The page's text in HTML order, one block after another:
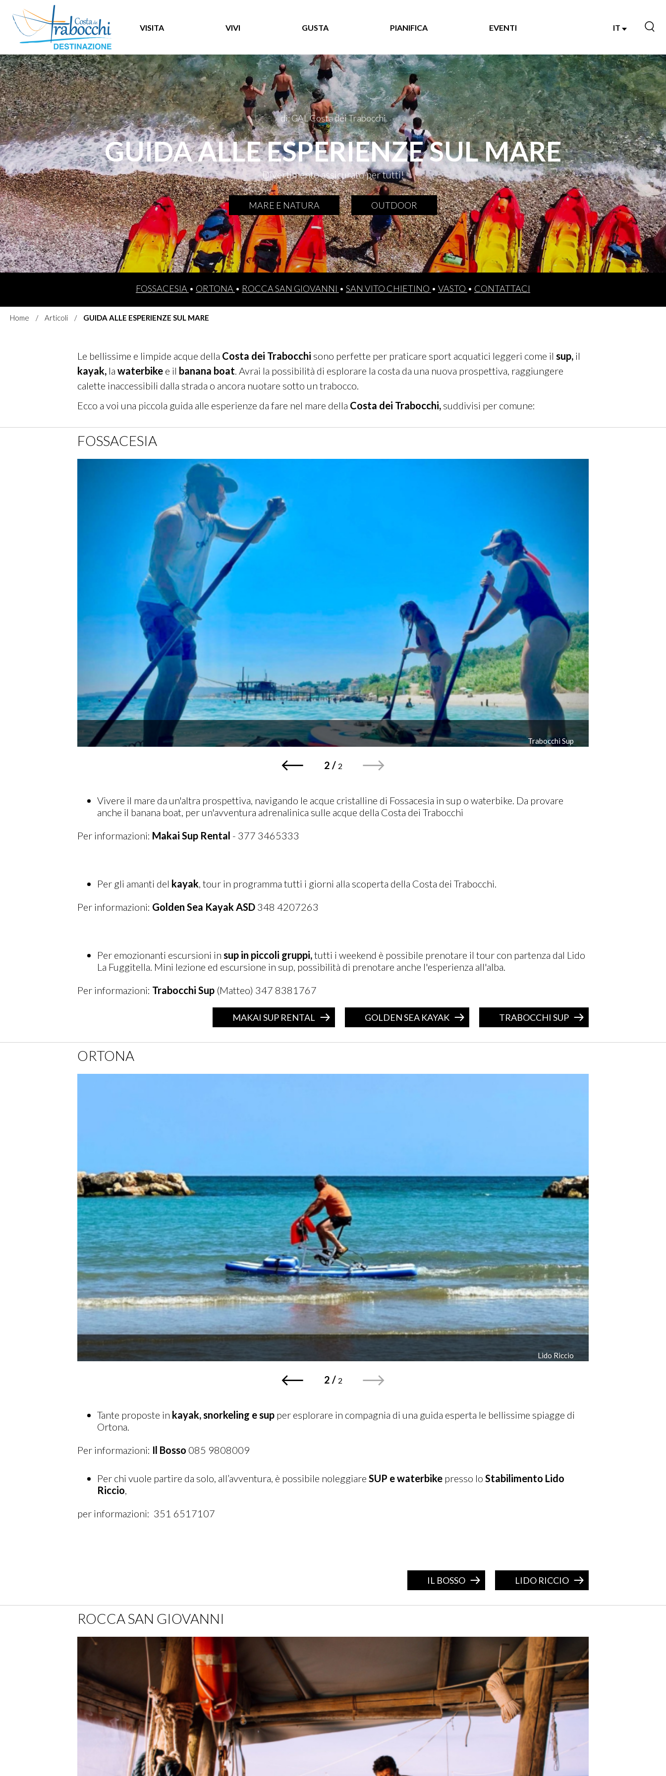
VISITA VIVI GUSTA PIANIFICA EVENTI IT
di: GAL Costa dei Trabocchi
GUIDA ALLE ESPERIENZE SUL MARE
Divertimento assicurato per tutti!
MARE E NATURA OUTDOOR
FOSSACESIA • ORTONA • ROCCA SAN GIOVANNI • SAN VITO CHIETINO • VASTO • CONTATTACI
Home Articoli GUIDA ALLE ESPERIENZE SUL MARE
Le bellissime e limpide acque della Costa dei Trabocchi sono perfette per praticare sport acquatici leggeri come il sup, il
kayak, la waterbike e il banana boat. Avrai la possibilità di esplorare la costa da una nuova prospettiva, raggiungere
calette inaccessibili dalla strada o ancora nuotare sotto un trabocco.
Ecco a voi una piccola guida alle esperienze da fare nel mare della Costa dei Trabocchi, suddivisi per comune:
FOSSACESIA
Kayak
1 / 2
Vivere il mare da un'altra prospettiva, navigando le acque cristalline di Fossacesia in sup o waterbike. Da provare
anche il banana boat, per un'avventura adrenalinica sulle acque della Costa dei Trabocchi
Per informazioni: Makai Sup Rental - 377 3465333
Per gli amanti del kayak , tour in programma tutti i giorni alla scoperta della Costa dei Trabocchi.
Per informazioni: Golden Sea Kayak ASD 348 4207263
Per emozionanti escursioni in sup in piccoli gruppi,tutti i weekend è possibile prenotare il tour con partenza dal Lido
La Fuggitella. Mini lezione ed escursione in sup, possibilità di prenotare anche l'esperienza all'alba.
Per informazioni: Trabocchi Sup (Matteo) 347 8381767
MAKAI SUP RENTAL GOLDEN SEA KAYAK TRABOCCHI SUP
ORTONA
Il Bosso
1 / 2
Tante proposte in kayak, snorkeling e sup per esplorare in compagnia di una guida esperta le bellissime spiagge di
Ortona.
Per informazioni: Il Bosso 085 9808009
Per chi vuole partire da solo, all’avventura, è possibile noleggiare SUP e waterbike presso lo Stabilimento Lido
Riccio,
per informazioni: 351 6517107
IL BOSSO LIDO RICCIO
ROCCA SAN GIOVANNI